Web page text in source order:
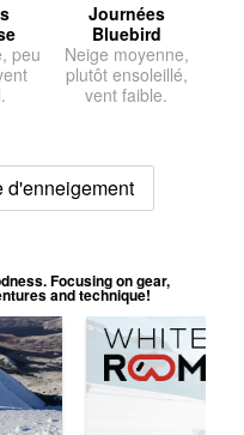
peu
Journées
Bluebird
Neige moyenne,
plutôt ensoleillé,
vent faible.
d'enneigement